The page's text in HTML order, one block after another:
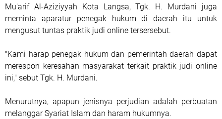
Mu'arif Al-Aziziyyah Kota Langsa, Tgk. H. Murdani juga
meminta aparatur penegak hukum di daerah itu untuk
mengusut tuntas praktik judi online tersersebut.
"Kami harap penegak hukum dan pemerintah daerah dapat
merespon keresahan masyarakat terkait praktik judi online
ini," sebut Tgk. H. Murdani.
Menurutnya, apapun jenisnya perjudian adalah perbuatan
melanggar Syariat Islam dan haram hukumnya.